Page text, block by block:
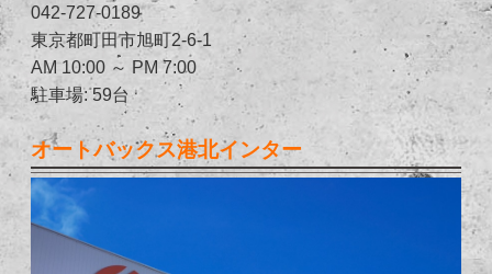
042-727-0189
東京都町田市旭町2-6-1
AM 10:00 ～ PM 7:00
駐車場: 59台
オートバックス港北インター